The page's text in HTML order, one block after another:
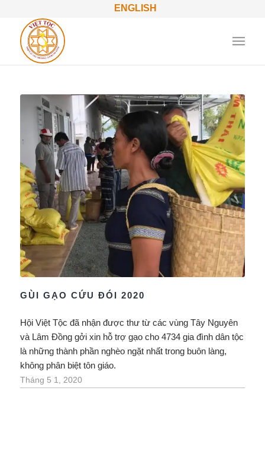
ENGLISH
GÙI GẠO CỨU ĐÓI 2020
Hội Việt Tộc đã nhận được thư từ các vùng Tây Nguyên
và Lâm Đồng gởi xin hỗ trợ gạo cho 4734 gia đình dân tộc
là những thành phần nghèo ngặt nhất trong buôn làng,
không phân biệt tôn giáo.
Tháng 5 1, 2020